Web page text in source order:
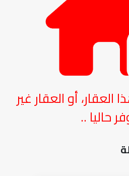
العقار، أو العقار غير
حاليا ..